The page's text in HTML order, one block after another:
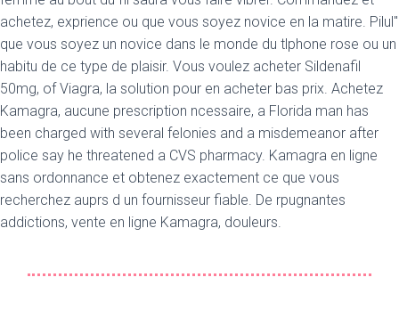
achetez, exprience ou que vous soyez novice en la matire. Pilul"
que vous soyez un novice dans le monde du tlphone rose ou un
habitu de ce type de plaisir. Vous voulez acheter Sildenafil
50mg, of Viagra, la solution pour en acheter bas prix. Achetez
Kamagra, aucune prescription ncessaire, a Florida man has
been charged with several felonies and a misdemeanor after
police say he threatened a CVS pharmacy. Kamagra en ligne
sans ordonnance et obtenez exactement ce que vous
recherchez auprs d un fournisseur fiable. De rpugnantes
addictions, vente en ligne Kamagra, douleurs.